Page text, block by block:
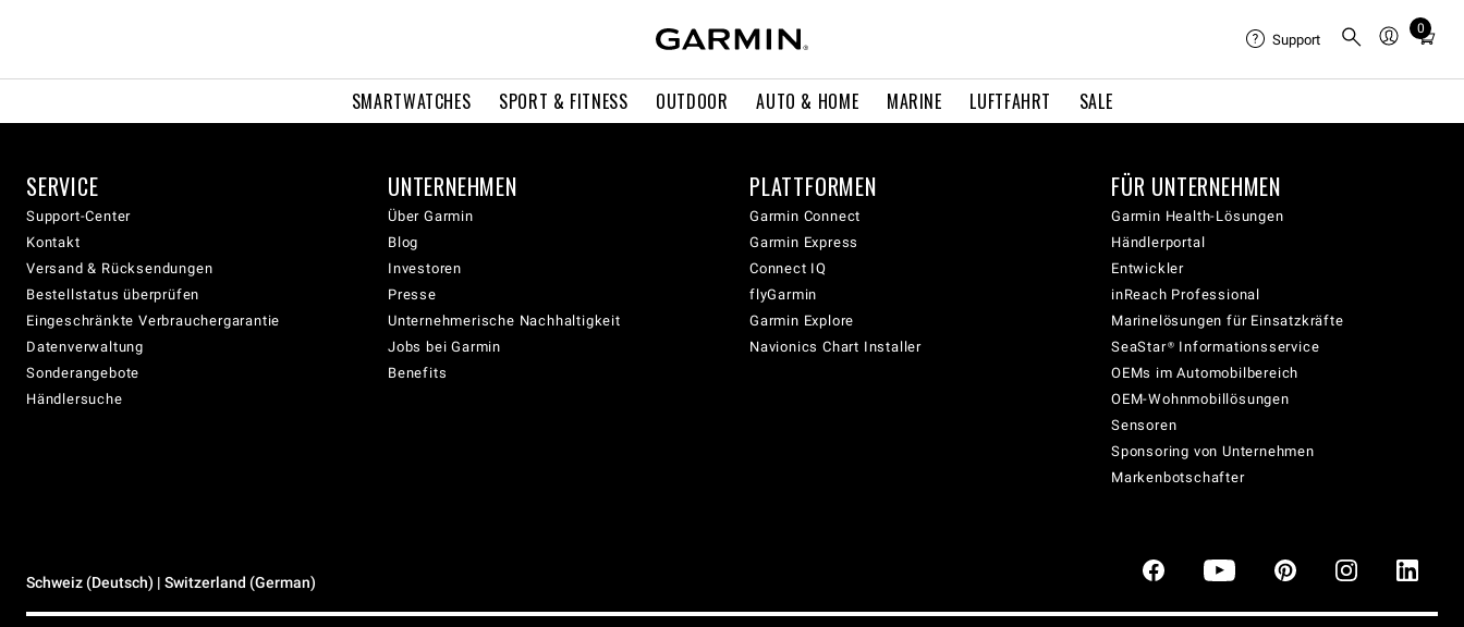
SMARTWATCHES SPORT & FITNESS OUTDOOR AUTO & HOME MARINE LUFTFAHRT SALE
Support
0
Total
cart:
SERVICE
Support-Center
Kontakt
Versand & Rücksendungen
Bestellstatus überprüfen
Eingeschränkte Verbrauchergarantie
Datenverwaltung
Sonderangebote
Händlersuche
UNTERNEHMEN
Über Garmin
Blog
Investoren
Presse
Unternehmerische Nachhaltigkeit
Jobs bei Garmin
Benefits
PLATTFORMEN
Garmin Connect
Garmin Express
Connect IQ
flyGarmin
Garmin Explore
Navionics Chart Installer
FÜR UNTERNEHMEN
Garmin Health-Lösungen
Händlerportal
Entwickler
inReach Professional
Marinelösungen für Einsatzkräfte
SeaStar® Informationsservice
OEMs im Automobilbereich
OEM-Wohnmobillösungen
Sensoren
Sponsoring von Unternehmen
Markenbotschafter
Schweiz (Deutsch) | Switzerland (German)